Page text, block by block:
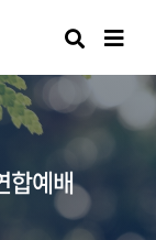
검색
합예배